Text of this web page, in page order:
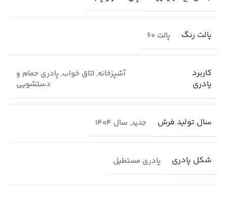
پالت رنگ پالت 60
کاربرد
پادری
آشپزخانه, اتاق خواب, پادری حمام و
دستشویی
سال تولید فرش جدید, سال 1404
شکل پادری پادری مستطیل